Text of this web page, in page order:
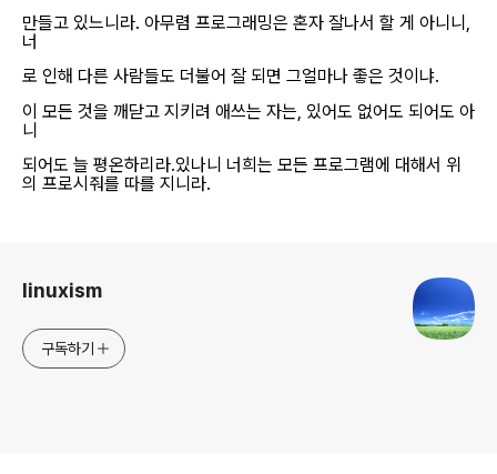
만들고 있느니라. 아무렴 프로그래밍은 혼자 잘나서 할 게 아니니,
너
로 인해 다른 사람들도 더불어 잘 되면 그얼마나 좋은 것이냐.
이 모든 것을 깨닫고 지키려 애쓰는 자는, 있어도 없어도 되어도 아
니
되어도 늘 평온하리라.있나니 너희는 모든 프로그램에 대해서 위
의 프로시줘를 따를 지니라.
linuxism
구독하기